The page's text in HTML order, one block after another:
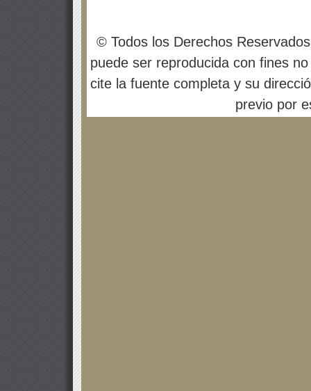
© Todos los Derechos
puede ser reproducida con fines
cite la fuente completa y su
previo por